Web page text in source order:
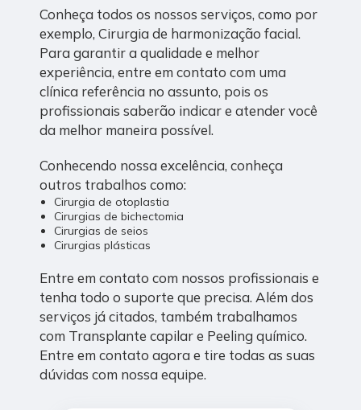
Conheça todos os nossos serviços, como por
exemplo, Cirurgia de harmonização facial.
Para garantir a qualidade e melhor
experiência, entre em contato com uma
clínica referência no assunto, pois os
profissionais saberão indicar e atender você
da melhor maneira possível.
Conhecendo nossa excelência, conheça
outros trabalhos como:
Cirurgia de otoplastia
Cirurgias de bichectomia
Cirurgias de seios
Cirurgias plásticas
Entre em contato com nossos profissionais e
tenha todo o suporte que precisa. Além dos
serviços já citados, também trabalhamos
com Transplante capilar e Peeling químico.
Entre em contato agora e tire todas as suas
dúvidas com nossa equipe.